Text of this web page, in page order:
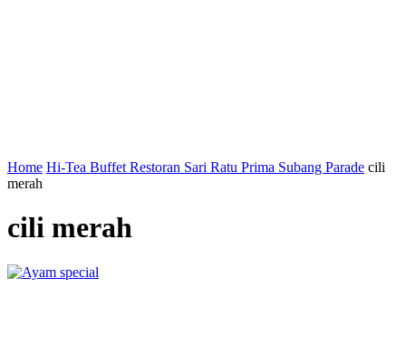
Home Hi-Tea Buffet Restoran Sari Ratu Prima Subang Parade cili
merah
cili merah